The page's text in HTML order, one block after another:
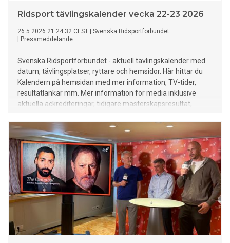
Ridsport tävlingskalender vecka 22-23 2026
26.5.2026 21:24:32 CEST
Svenska Ridsportförbundet
Pressmeddelande
Svenska Ridsportförbundet - aktuell tävlingskalender med
datum, tävlingsplatser, ryttare och hemsidor. Här hittar du
Kalendern på hemsidan med mer information, TV-tider,
resultatlänkar mm. Mer information för media inklusive
aktuella ackrediteringar, tidigare mästerskapsresultat,